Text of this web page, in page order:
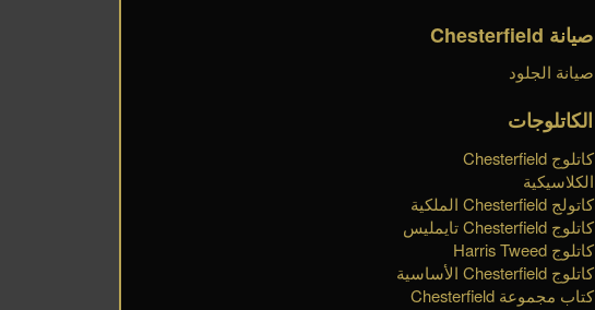
صيانة Chesterfield
صيانة الجلود
الكاتلوجات
كاتلوج Chesterfield
الكلاسيكية
كاتولج Chesterfield الملكية
كاتلوج Chesterfield تايمليس
كاتلوج Harris Tweed
كاتلوج Chesterfield الأساسية
كتاب مجموعة Chesterfield